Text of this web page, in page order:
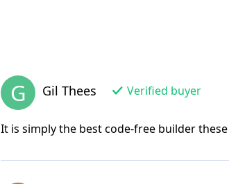
G Gil Thees Verified buyer
It is simply the best code-free builder